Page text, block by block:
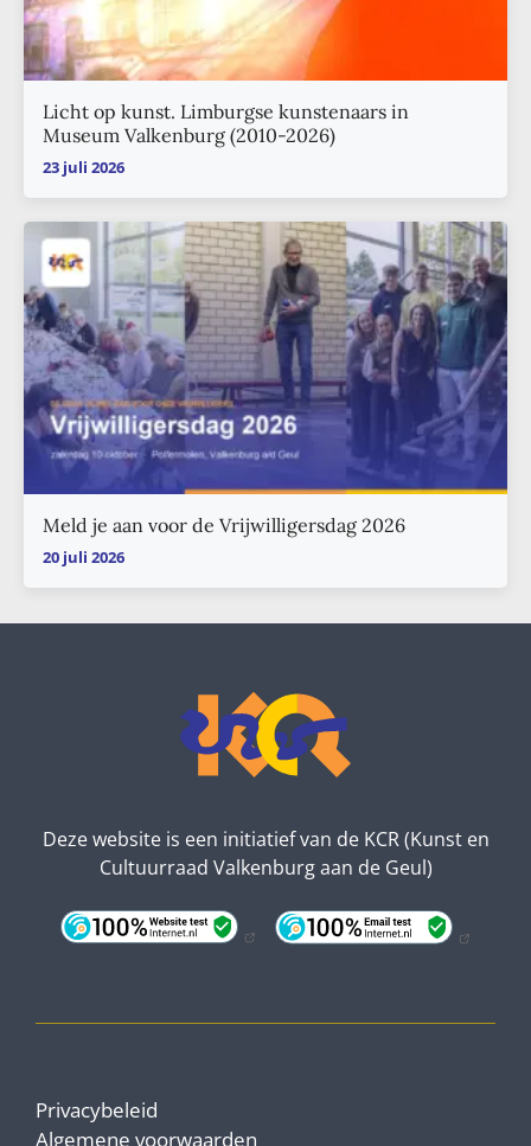
Licht op kunst. Limburgse kunstenaars in
Museum Valkenburg (2010-2026)
23 juli 2026
Meld je aan voor de Vrijwilligersdag 2026
20 juli 2026
Deze website is een initiatief van de KCR (Kunst en
Cultuurraad Valkenburg aan de Geul)
Privacybeleid
Algemene voorwaarden